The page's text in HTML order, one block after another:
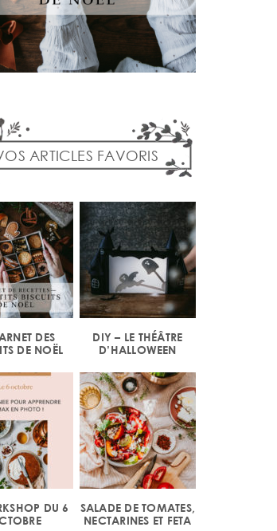
ARTICLES FAVORIS
DES
DE NOËL
DIY – LE THÉÂTRE
D’HALLOWEEN
DU 6
SALADE DE TOMATES,
NECTARINES ET FETA